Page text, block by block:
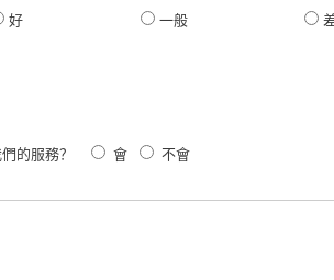
好 一般
的服務？ 會 不會